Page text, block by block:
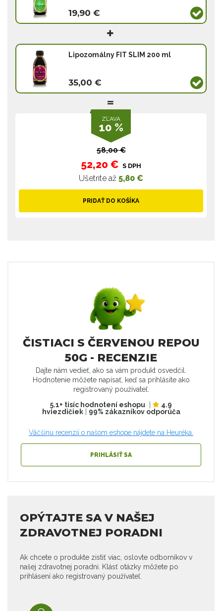
19,90 €
Lipozomálny FIT SLIM 200 ml
35,00 €
ZĽAVA
10 %
58,00 €
52,20 € S DPH
Ušetríte až 5,80 €
PRIDAŤ DO KOŠÍKA
ČISTIACI S ČERVENOU REPOU
50G - RECENZIE
Dajte nám vedieť, ako sa vám produkt osvedčil.
Hodnotenie môžete napísať, keď sa prihlásite ako
registrovaný používateľ.
5.1+ tisíc hodnotení eshopu
4.9
hviezdičiek| 99% zákazníkov odporúča
Väčšinu recenzií o našom eshope nájdete na Heuréka.
PRIHLÁSIŤ SA
OPÝTAJTE SA V NAŠEJ
ZDRAVOTNEJ PORADNI
Ak chcete o produkte zistiť viac, oslovte odborníkov v
našej zdravotnej poradni. Klásť otázky môžete po
prihlásení ako registrovaný používateľ.